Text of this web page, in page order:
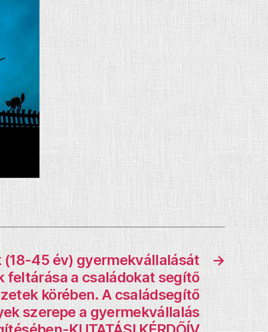
→
(18-45 év) gyermekvállalását
feltárása a családokat segítő
körében. A családsegítő
szerepe a gyermekvállalás